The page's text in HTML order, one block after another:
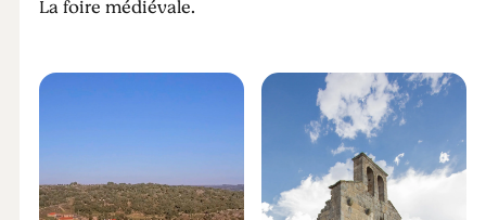
La foire médiévale.